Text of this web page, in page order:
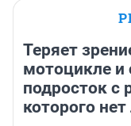
Теряет
мотоцикле и
подросток с
которого